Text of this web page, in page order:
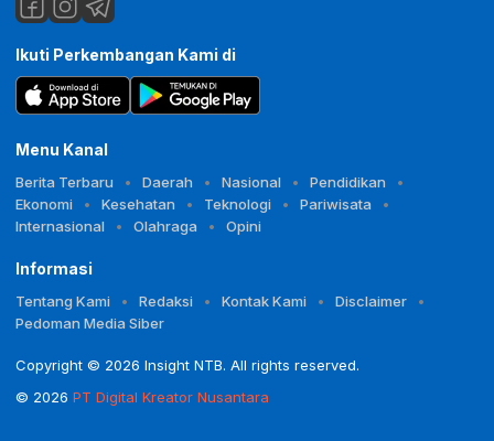
Ikuti Perkembangan Kami di
Menu Kanal
Berita Terbaru Daerah Nasional
Pendidikan
Ekonomi
Kesehatan Teknologi
Pariwisata
Internasional
Olahraga Opini
Informasi
Tentang Kami Redaksi Kontak Kami
Disclaimer
Pedoman Media Siber
Copyright © 2026 Insight NTB. All rights reserved.
© 2026 PT Digital Kreator Nusantara